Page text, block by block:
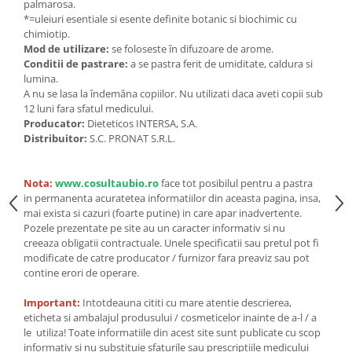
Mixuri, condimente si mirodenii
Mixuri
Condimente
Mirodenii
Maioneza bio
Pesto Bio
Specialitati si produse asiatice
palmarosa.
*=uleiuri esentiale si esente definite botanic si biochimic cu
chimiotip.
Mod de utilizare: se foloseste în difuzoare de arome.
Conditii de pastrare: a se pastra ferit de umiditate, caldura si
lumina.
A nu se lasa la îndemâna copiilor. Nu utilizati daca aveti copii sub
12 luni fara sfatul medicului.
Producator: Dieteticos INTERSA, S.A.
Distribuitor: S.C. PRONAT S.R.L.
Nota: www.cosultaubio.roface tot posibilul pentru a pastra
in permanenta acuratetea informatiilor din aceasta pagina, insa,
mai exista si cazuri (foarte putine) in care apar inadvertente.
Pozele prezentate pe site au un caracter informativ si nu
creeaza obligatii contractuale. Unele specificatii sau pretul pot fi
modificate de catre producator / furnizor fara preaviz sau pot
contine erori de operare.
Important: Intotdeauna cititi cu mare atentie descrierea,
eticheta si ambalajul produsului / cosmeticelor inainte de a-l / a
le utiliza! Toate informatiile din acest site sunt publicate cu scop
informativ si nu substituie sfaturile sau prescriptiile medicului